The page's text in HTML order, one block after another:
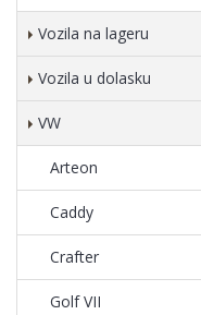
Vozila na lageru
Vozila u dolasku
VW
Arteon
Caddy
Crafter
Golf VII